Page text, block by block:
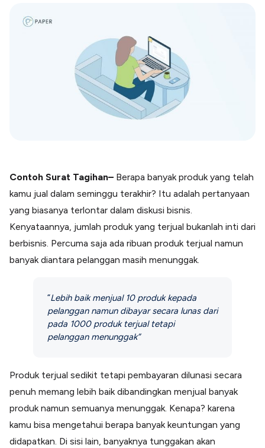
Kartu Kredit Bisnis
Paper Card
Satu kartu untuk bisnis & personal
Paper Horizon
Kartu korporat expense terlengkap
Konstruksi
Kelola Pembayaran Termin Proyek
Health & Beauty
Terima Pembayaran Instan Dan CC
Integrasi sistem bisnis dengan API
Software Akuntansi
Pencatatan Laporan Keuangan Gratis
Integrasi Accurate
Contoh Surat Tagihan– Berapa banyak produk yang telah
kamu jual dalam seminggu terakhir? Itu adalah pertanyaan
yang biasanya terlontar dalam diskusi bisnis.
Kenyataannya, jumlah produk yang terjual bukanlah inti dari
berbisnis. Percuma saja ada ribuan produk terjual namun
banyak diantara pelanggan masih menunggak.
“Lebih baik menjual 10 produk kepada
pelanggan namun dibayar secara lunas dari
pada 1000 produk terjual tetapi
pelanggan menunggak”
Produk terjual sedikit tetapi pembayaran dilunasi secara
penuh memang lebih baik dibandingkan menjual banyak
produk namun semuanya menunggak. Kenapa? karena
kamu bisa mengetahui berapa banyak keuntungan yang
didapatkan. Di sisi lain, banyaknya tunggakan akan